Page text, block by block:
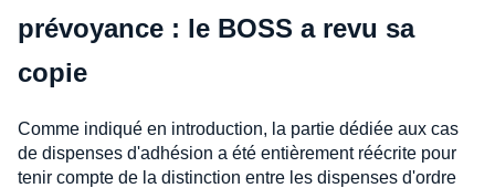
prévoyance : le BOSS a revu sa
copie
Comme indiqué en introduction, la partie dédiée aux cas
de dispenses d'adhésion a été entièrement réécrite pour
tenir compte de la distinction entre les dispenses d'ordre